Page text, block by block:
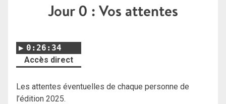
Jour 0 : Vos attentes
0:26:34
Accès direct
Les attentes éventuelles de chaque personne de
l’édition 2025.